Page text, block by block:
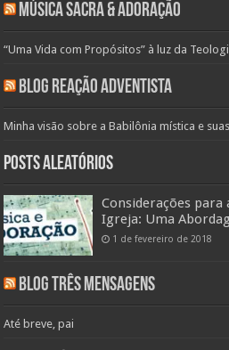
Música Sacra & Adoração
“Uma Vida com Propósitos” à luz da
Blog Reação Adventista
Minha visão sobre a Babilônia mística e
Posts aleatórios
Considerações para
Igreja: Uma
1 de fevereiro de 2018
Blog Três Mensagens
Até breve, pai